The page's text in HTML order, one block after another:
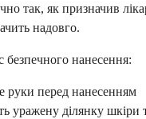
так, як призначив
надовго.
нанесення:
руки перед нанесенням
уражену ділянку шкіри